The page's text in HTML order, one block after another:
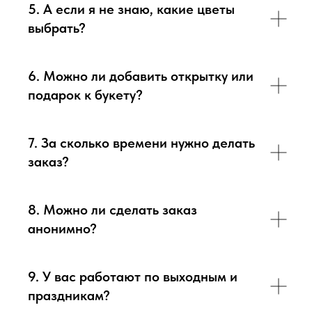
5. А если я не знаю, какие цветы
выбрать?
6. Можно ли добавить открытку или
подарок к букету?
7. За сколько времени нужно делать
заказ?
8. Можно ли сделать заказ
анонимно?
9. У вас работают по выходным и
праздникам?